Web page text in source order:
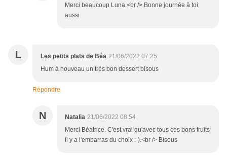
Merci beaucoup Luna.<br /> Bonne journée à toi
aussi
L Les petits plats de Béa 21/06/2022 07:25
Hum à nouveau un très bon dessert bisous
Répondre
N Natalia 21/06/2022 08:54
Merci Béatrice. C'est vrai qu'avec tous ces bons fruits
il y a l'embarras du choix :-).<br /> Bisous